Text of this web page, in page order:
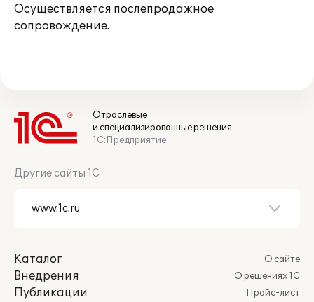
Осуществляется послепродажное
сопровождение.
Отраслевые
и специализированные решения
1С:Предприятие
Другие сайты 1С
Каталог
Внедрения
Публикации
О сайте
О решениях 1С
Прайс-лист